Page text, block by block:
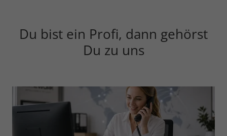
Du bist ein Profi, dann gehörst
Du zu uns